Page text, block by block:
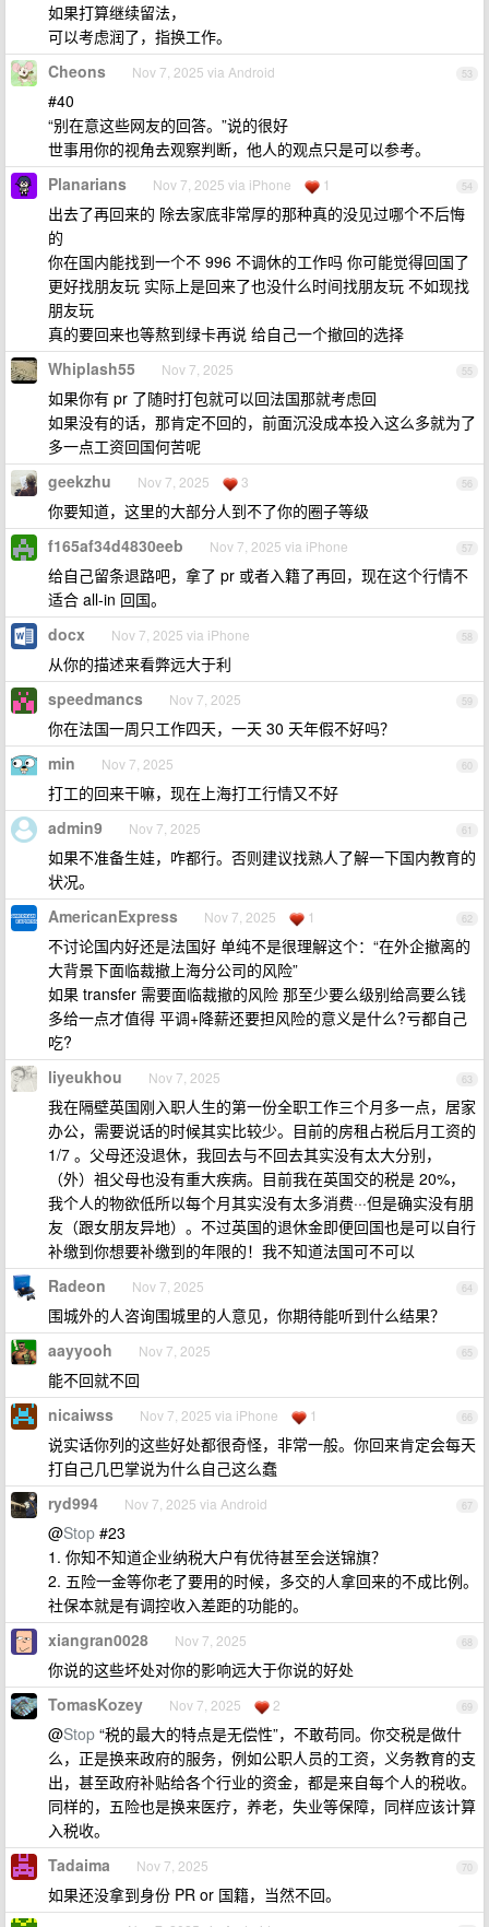
如果打算继续留法，
可以考虑润了，指换工作。
53
Cheons Nov 7, 2025 via Android
#40
“别在意这些网友的回答。”说的很好
世事用你的视角去观察判断，他人的观点只是可以参考。
54
Planarians Nov 7, 2025 via iPhone 1
出去了再回来的 除去家底非常厚的那种真的没见过哪个不后悔
的
你在国内能找到一个不 996 不调休的工作吗 你可能觉得回国了
更好找朋友玩 实际上是回来了也没什么时间找朋友玩 不如现找
朋友玩
真的要回来也等熬到绿卡再说 给自己一个撤回的选择
55
Whiplash55 Nov 7, 2025
如果你有 pr 了随时打包就可以回法国那就考虑回
如果没有的话，那肯定不回的，前面沉没成本投入这么多就为了
多一点工资回国何苦呢
56
geekzhu Nov 7, 2025 3
你要知道，这里的大部分人到不了你的圈子等级
57
f165af34d4830eeb Nov 7, 2025 via iPhone
给自己留条退路吧，拿了 pr 或者入籍了再回，现在这个行情不
适合 all-in 回国。
58
docx Nov 7, 2025 via iPhone
从你的描述来看弊远大于利
59
speedmancs Nov 7, 2025
你在法国一周只工作四天，一天 30 天年假不好吗？
60
min Nov 7, 2025
打工的回来干嘛，现在上海打工行情又不好
61
admin9 Nov 7, 2025
如果不准备生娃，咋都行。否则建议找熟人了解一下国内教育的
状况。
62
AmericanExpress Nov 7, 2025 1
不讨论国内好还是法国好 单纯不是很理解这个：“在外企撤离的
大背景下面临裁撤上海分公司的风险”
如果 transfer 需要面临裁撤的风险 那至少要么级别给高要么钱
多给一点才值得 平调+降薪还要担风险的意义是什么?亏都自己
吃?
63
liyeukhou Nov 7, 2025
我在隔壁英国刚入职人生的第一份全职工作三个月多一点，居家
办公，需要说话的时候其实比较少。目前的房租占税后月工资的
1/7 。父母还没退休，我回去与不回去其实没有太大分别，
（外）祖父母也没有重大疾病。目前我在英国交的税是 20%，
我个人的物欲低所以每个月其实没有太多消费···但是确实没有朋
友（跟女朋友异地）。不过英国的退休金即便回国也是可以自行
补缴到你想要补缴到的年限的！我不知道法国可不可以
64
Radeon Nov 7, 2025
围城外的人咨询围城里的人意见，你期待能听到什么结果？
65
aayyooh Nov 7, 2025
能不回就不回
66
nicaiwss Nov 7, 2025 via iPhone 1
说实话你列的这些好处都很奇怪，非常一般。你回来肯定会每天
打自己几巴掌说为什么自己这么蠢
67
ryd994 Nov 7, 2025 via Android
@Stop #23
1. 你知不知道企业纳税大户有优待甚至会送锦旗？
2. 五险一金等你老了要用的时候，多交的人拿回来的不成比例。
社保本就是有调控收入差距的功能的。
68
xiangran0028 Nov 7, 2025
你说的这些坏处对你的影响远大于你说的好处
69
TomasKozey Nov 7, 2025 2
@Stop “税的最大的特点是无偿性”，不敢苟同。你交税是做什
么，正是换来政府的服务，例如公职人员的工资，义务教育的支
出，甚至政府补贴给各个行业的资金，都是来自每个人的税收。
同样的，五险也是换来医疗，养老，失业等保障，同样应该计算
入税收。
70
Tadaima Nov 7, 2025
如果还没拿到身份 PR or 国籍，当然不回。